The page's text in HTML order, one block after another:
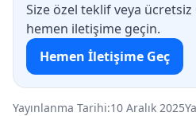
Size özel teklif veya
hemen iletişime geçin.
Hemen İletişime Geç
Yayınlanma Tarihi:10 Aralık 2025